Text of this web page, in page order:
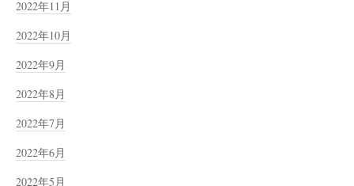
2022年11月
2022年10月
2022年9月
2022年8月
2022年7月
2022年6月
2022年5月